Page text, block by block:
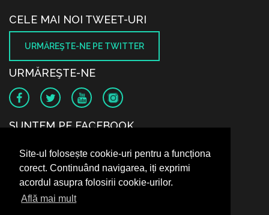
Site-ul folosește cookie-uri pentru a funcționa
corect. Continuând navigarea, iți exprimi
acordul asupra folosirii cookie-urilor.
Află mai mult
CELE MAI NOI TWEET-URI
URMĂREŞTE-NE PE TWITTER
URMĂREŞTE-NE
SUNTEM PE FACEBOOK